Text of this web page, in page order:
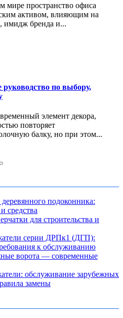
мире пространство офиса
активом, влияющим на
имидж бренда и...
по выбору,
элемент декора,
повторяет
балку, но при этом...
подоконника:
средства
для строительства и
серии ДРПк1 (ДГП):
к обслуживанию
ворота — современные
обслуживание зарубежных
замены